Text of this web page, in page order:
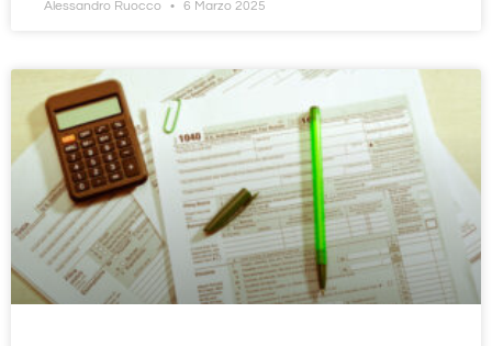
Alessandro Ruocco 6 Marzo 2025